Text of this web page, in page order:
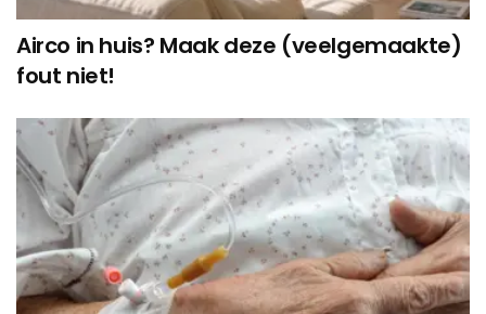
Airco in huis? Maak deze (veelgemaakte)
fout niet!